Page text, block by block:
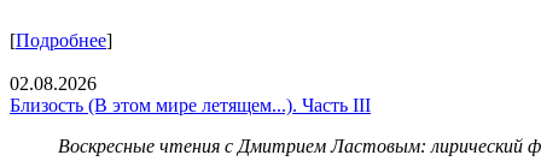
[Подробнее]
02.08.2026
Близость (В этом мире летящем...). Часть III
Воскресные чтения с Дмитрием Ластовым: лирический